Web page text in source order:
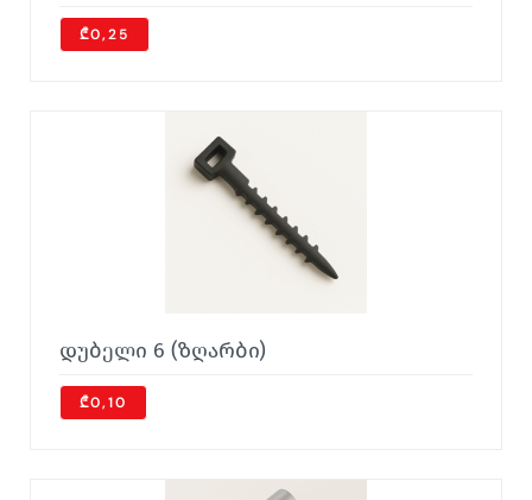
₾0,25
დუბელი 6 (ზღარბი)
₾0,10